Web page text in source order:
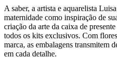
A saber, a artista e aquarelista
maternidade como inspiração de
criação da arte da caixa de
todos os kits exclusivos. Com
marca, as embalagens transmitem
em cada detalhe.